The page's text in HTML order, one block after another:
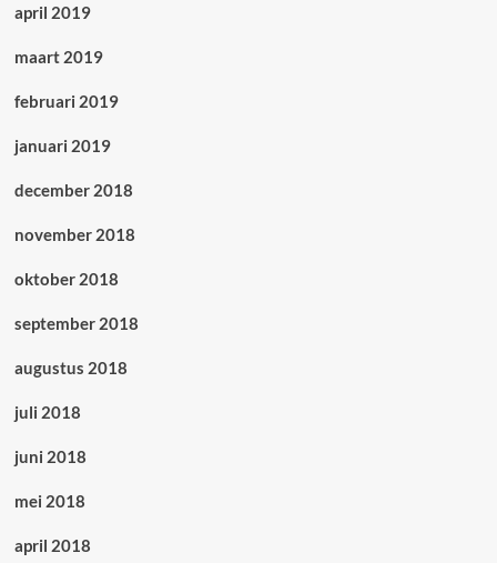
april 2019
maart 2019
februari 2019
januari 2019
december 2018
november 2018
oktober 2018
september 2018
augustus 2018
juli 2018
juni 2018
mei 2018
april 2018